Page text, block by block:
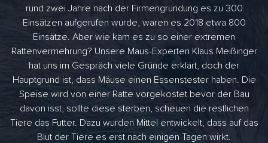
rund zwei Jahre nach der Firmengründung es zu 300
Einsätzen aufgerufen wurde, waren es 2018 etwa 800
Einsätze. Aber wie kam es zu so einer extremen
Rattenvermehrung? Unsere Maus-Experten Klaus Meißinger
hat uns im Gespräch viele Gründe erklärt, doch der
Hauptgrund ist, dass Mäuse einen Essenstester haben. Die
Speise wird von einer Ratte vorgekostet bevor der Bau
davon isst, sollte diese sterben, scheuen die restlichen
Tiere das Futter. Dazu wurden Mittel entwickelt, dass auf das
Blut der Tiere es erst nach einigen Tagen wirkt.